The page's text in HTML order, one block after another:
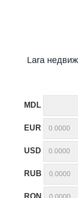
Lara
MDL
EUR
USD
RUB
RON